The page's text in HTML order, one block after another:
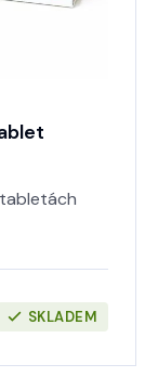
SKLADEM